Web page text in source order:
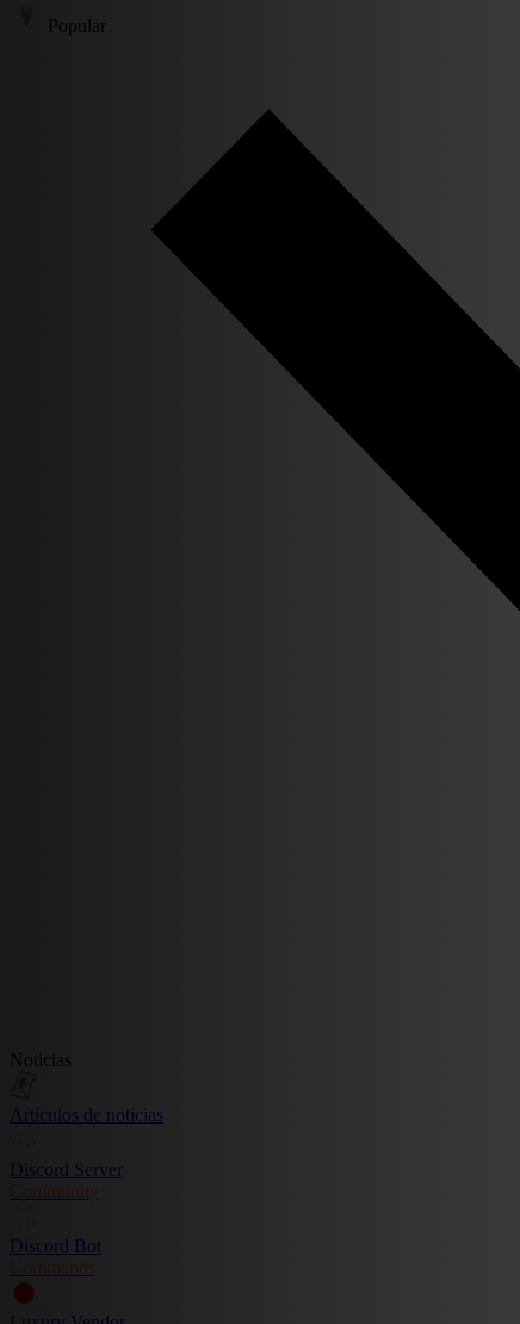
Popular
Noticias
Artículos de noticias
Discord Server
Community
Discord Bot